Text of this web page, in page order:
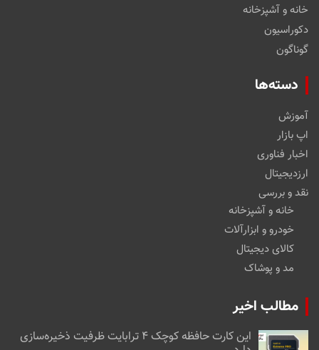
خانه و آشپزخانه
دکوراسیون
گوناگون
دسته‌ها
آموزش
اپ بازار
اخبار فناوری
ارزدیجیتال
نقد و بررسی
خانه و آشپزخانه
خودرو و ابزارآلات
کالای دیجیتال
مد و پوشاک
مطالب اخیر
این کارت حافظه کوچک ۴ ترابایت ظرفیت ذخیره‌سازی